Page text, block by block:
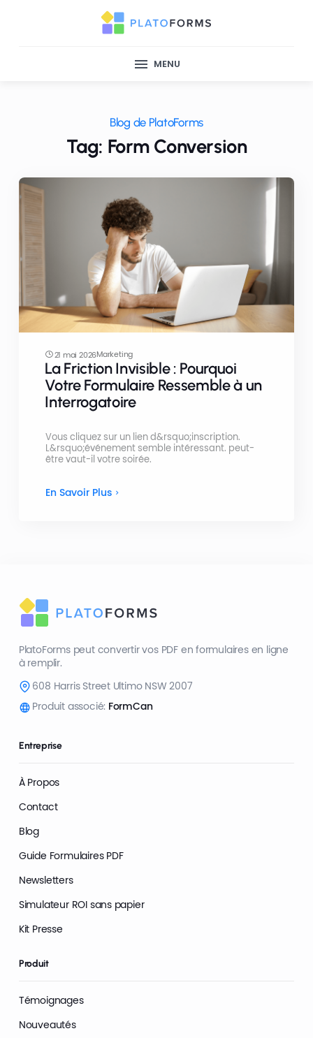
MENU
Blog de PlatoForms
Tag: Form Conversion
21 mai 2026Marketing
La Friction Invisible : Pourquoi
Votre Formulaire Ressemble à un
Interrogatoire
Vous cliquez sur un lien d&rsquo;inscription.
L&rsquo;événement semble intéressant. peut-
être vaut-il votre soirée.
En Savoir Plus
PlatoForms peut convertir vos PDF en formulaires en ligne
à remplir.
608 Harris Street Ultimo NSW 2007
Produit associé: FormCan
Entreprise
À Propos
Contact
Blog
Guide Formulaires PDF
Newsletters
Simulateur ROI sans papier
Kit Presse
Produit
Témoignages
Nouveautés